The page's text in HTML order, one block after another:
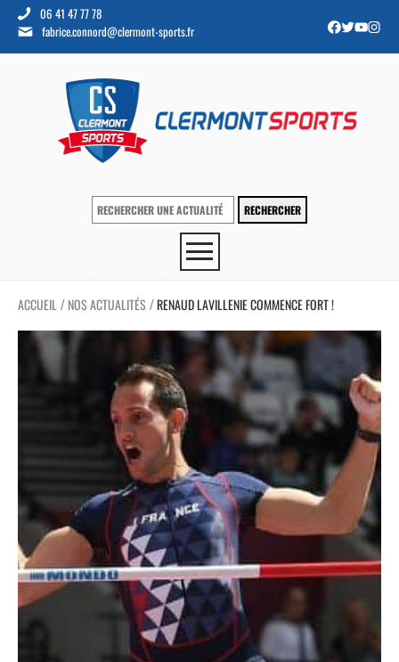
06 41 47 77 78
fabrice.connord@clermont-sports.fr
ACCUEIL / NOS ACTUALITÉS /RENAUD LAVILLENIE COMMENCE FORT !